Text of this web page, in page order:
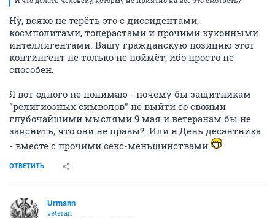
Ну, всяко не терёть это с диссидентами,
космполитами, толерастами и прочими кухонными
интеллигентами. Вашу гражданскую позицию этот
контингент не только не поймёт, ибо просто не
способен.
Я вот одного не понимаю - почему бы защитникам
"религиозных символов" не выйти со своими
глубочайшими мыслями 9 мая и ветеранам бы не
заяснить, что они не правы?. Или в День десантника
- вместе с прочими секс-меньшинствами
ОТВЕТИТЬ
Urmann
veteran